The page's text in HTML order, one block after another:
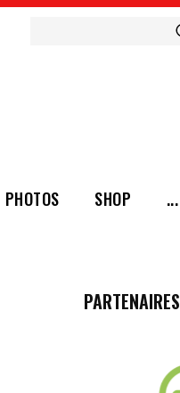
PHOTOS SHOP ...
PARTENAIRES